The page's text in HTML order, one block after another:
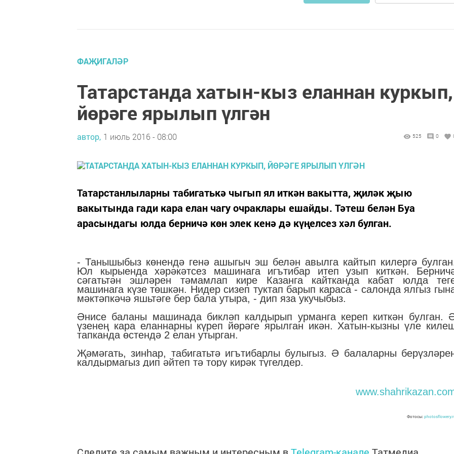
ФАҖИГАЛӘР
Татарстанда хатын-кыз еланнан куркып,
йөрәге ярылып үлгән
автор, 1 июль 2016 - 08:00 525 0
Татарстанлыларны табигатькә чыгып ял иткән вакытта, җиләк җыю
вакытында гади кара елан чагу очраклары ешайды. Тәтеш белән Буа
арасындагы юлда берничә көн элек кенә дә күңелсез хәл булган.
- Танышыбыз көнендә генә ашыгыч эш белән авылга кайтып килергә
Юл кырыенда хәрәкәтсез машинага игътибар итеп узып киткән.
сәгатьтән эшләрен тәмамлап кире Казанга кайтканда кабат юлда
машинага күзе төшкән. Нидер сизеп туктап барып караса - салонда ялгыз
мәктәпкәчә яшьтәге бер бала утыра, - дип яза укучыбыз.
Әнисе баланы машинада бикләп калдырып урманга кереп киткән булган.
үзенең кара еланнарны күреп йөрәге ярылган икән. Хатын-кызны үле
тапканда өстендә 2 елан утырган.
Җәмәгать, зинһар, табигатьтә игътибарлы булыгыз. Ә балаларны
калдырмагыз дип әйтеп тә тору кирәк түгелдер.
Фотосы: